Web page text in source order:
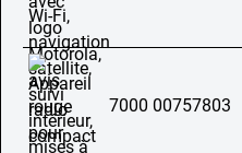
7000 00757803